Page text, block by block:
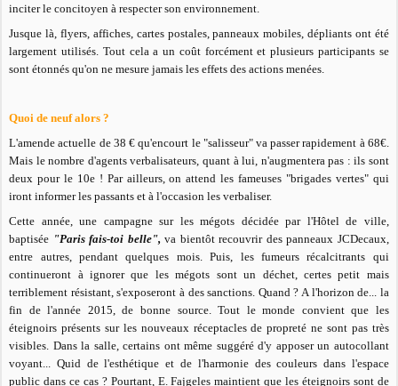
inciter le concitoyen à respecter son environnement.
Jusque là, flyers, affiches, cartes postales, panneaux mobiles, dépliants ont été
largement utilisés. Tout cela a un coût forcément et plusieurs participants se
sont étonnés qu'on ne mesure jamais les effets des actions menées.
Quoi de neuf alors ?
L'amende actuelle de 38 € qu'encourt le "salisseur" va passer rapidement à 68€.
Mais le nombre d'agents verbalisateurs, quant à lui, n'augmentera pas : ils sont
deux pour le 10e ! Par ailleurs, on attend les fameuses "brigades vertes" qui
iront informer les passants et à l'occasion les verbaliser.
Cette année, une campagne sur les mégots décidée par l'Hôtel de ville,
baptisée "Paris fais-toi belle",va bientôt recouvrir des panneaux JCDecaux,
entre autres, pendant quelques mois. Puis, les fumeurs récalcitrants qui
continueront à ignorer que les mégots sont un déchet, certes petit mais
terriblement résistant, s'exposeront à des sanctions. Quand ? A l'horizon de... la
fin de l'année 2015, de bonne source. Tout le monde convient que les
éteignoirs présents sur les nouveaux réceptacles de propreté ne sont pas très
visibles. Dans la salle, certains ont même suggéré d'y apposer un autocollant
voyant... Quid de l'esthétique et de l'harmonie des couleurs dans l'espace
public dans ce cas ? Pourtant, E. Fajgeles maintient que les éteignoirs sont de